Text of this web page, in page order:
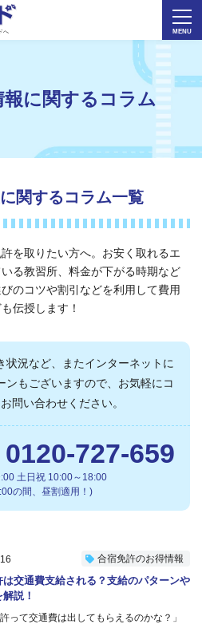
へ
に関するコラム
関するコラム一覧
を取りたい方へ。お安く取れるエ
る教習所、料金が下がる時期など
のコツや割引などを利用して費用
伝授します！
状況など、またインターネットに
もございますので、 お気軽にコ
問い合わせください。
0120-727-659
土日祝 10:00～18:00
の間、昼割適用！)
は交通費支給される？支給のパターンや
説！
許って交通費は出してもらえるのかな？」
合宿免許のお得情報